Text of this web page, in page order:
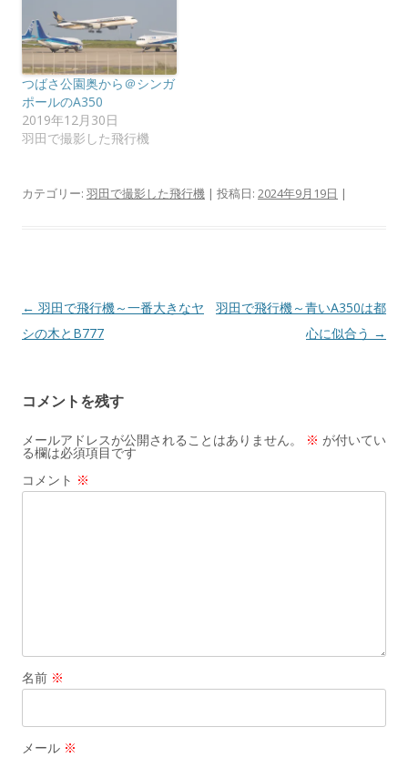
で
開
き
ま
す
)
新
し
い
ウ
ィ
ン
ド
ウ
で
開
き
つばさ公園奥から＠シンガ
ポールのA350
2019年12月30日
羽田で撮影した飛行機
カテゴリー: 羽田で撮影した飛行機 | 投稿日: 2024年9月19日 |
投
稿
ゲ
ー
シ
ョ
← 羽田で飛行機～一番大きなヤ
シの木とB777
羽田で飛行機～青いA350は都
心に似合う →
コメントを残す
メールアドレスが公開されることはありません。 ※ が付いてい
る欄は必須項目です
コメント ※
名前 ※
メール ※